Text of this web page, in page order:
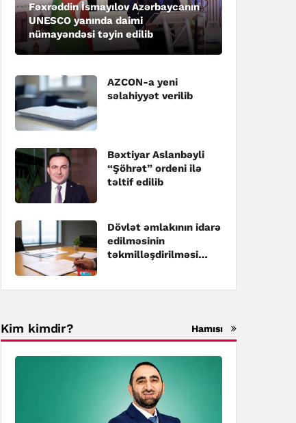
Fəxrəddin İsmayılov Azərbaycanın
UNESCO yanında daimi
nümayəndəsi təyin edilib
AZCON-a yeni
səlahiyyət verilib
Bəxtiyar Aslanbəyli
“Şöhrət” ordeni ilə
təltif edilib
Dövlət əmlakının idarə
edilməsinin
təkmilləşdirilməsi
Kim kimdir? Hamısı